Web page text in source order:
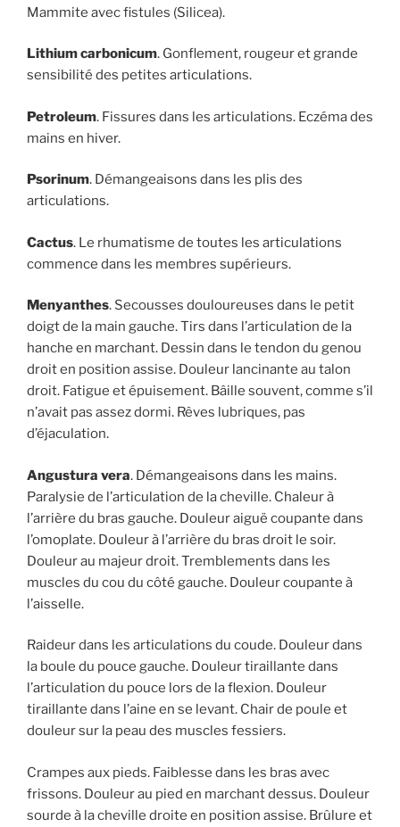
Mammite avec fistules (Silicea).
Lithium carbonicum. Gonflement, rougeur et grande
sensibilité des petites articulations.
Petroleum. Fissures dans les articulations. Eczéma des
mains en hiver.
Psorinum. Démangeaisons dans les plis des
articulations.
Cactus. Le rhumatisme de toutes les articulations
commence dans les membres supérieurs.
Menyanthes. Secousses douloureuses dans le petit
doigt de la main gauche. Tirs dans l’articulation de la
hanche en marchant. Dessin dans le tendon du genou
droit en position assise. Douleur lancinante au talon
droit. Fatigue et épuisement. Bâille souvent, comme s’il
n’avait pas assez dormi. Rêves lubriques, pas
d’éjaculation.
Angustura vera. Démangeaisons dans les mains.
Paralysie de l’articulation de la cheville. Chaleur à
l’arrière du bras gauche. Douleur aiguë coupante dans
l’omoplate. Douleur à l’arrière du bras droit le soir.
Douleur au majeur droit. Tremblements dans les
muscles du cou du côté gauche. Douleur coupante à
l’aisselle.
Raideur dans les articulations du coude. Douleur dans
la boule du pouce gauche. Douleur tiraillante dans
l’articulation du pouce lors de la flexion. Douleur
tiraillante dans l’aine en se levant. Chair de poule et
douleur sur la peau des muscles fessiers.
Crampes aux pieds. Faiblesse dans les bras avec
frissons. Douleur au pied en marchant dessus. Douleur
sourde à la cheville droite en position assise. Brûlure et